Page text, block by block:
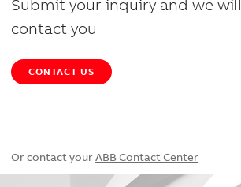
Submit your inquiry and we will
contact you
CONTACT US
Or contact your ABB Contact Center